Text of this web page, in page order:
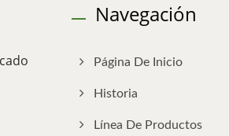
Navegación
Página De Inicio
Historia
Línea De Productos